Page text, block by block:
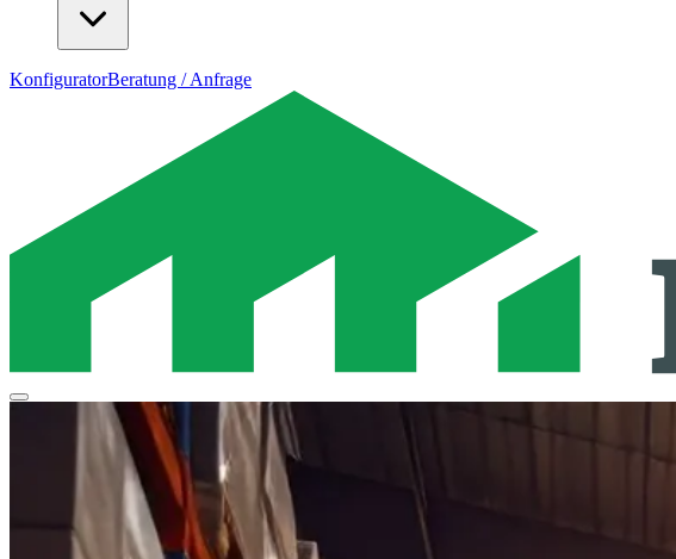
KonfiguratorBeratung / Anfrage